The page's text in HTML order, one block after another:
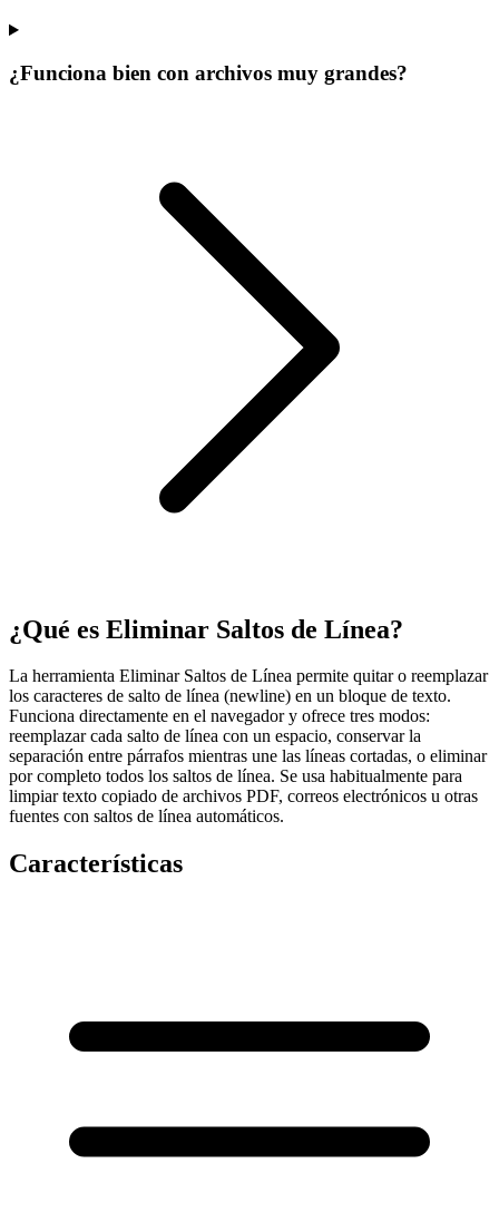
¿Funciona bien con archivos muy grandes?
¿Qué es Eliminar Saltos de Línea?
La herramienta Eliminar Saltos de Línea permite quitar o reemplazar
los caracteres de salto de línea (newline) en un bloque de texto.
Funciona directamente en el navegador y ofrece tres modos:
reemplazar cada salto de línea con un espacio, conservar la
separación entre párrafos mientras une las líneas cortadas, o eliminar
por completo todos los saltos de línea. Se usa habitualmente para
limpiar texto copiado de archivos PDF, correos electrónicos u otras
fuentes con saltos de línea automáticos.
Características